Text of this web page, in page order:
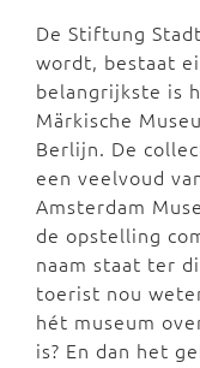
De Stiftung
wordt, bestaat
belangrijkste is
Märkische
Berlijn. De
een veelvoud
Amsterdam
de opstelling
naam staat ter
toerist nou
hét museum
is? En dan het